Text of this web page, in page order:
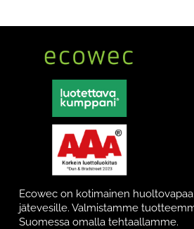
Ecowec on kotimainen
jätevesille. Valmistamme
Suomessa omalla tehtaallamme.